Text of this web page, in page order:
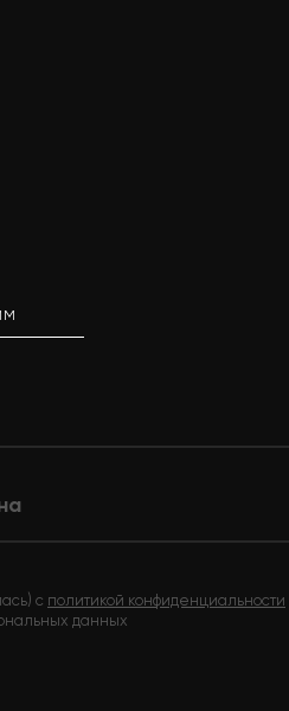
с политикой конфиденциальности
данных